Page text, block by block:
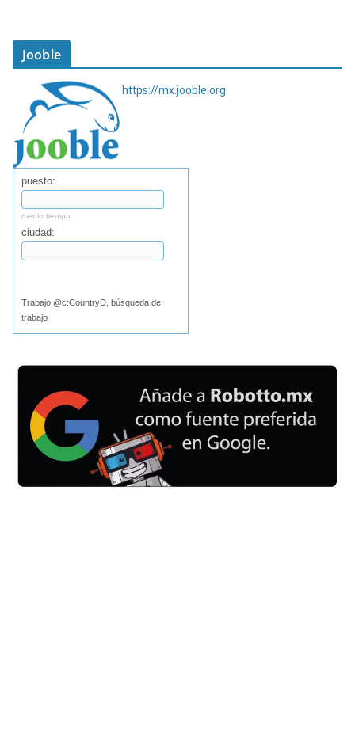
Jooble
https://mx.jooble.org
puesto:
medio tiempo
ciudad:
Trabajo @c:CountryD, búsqueda de
trabajo